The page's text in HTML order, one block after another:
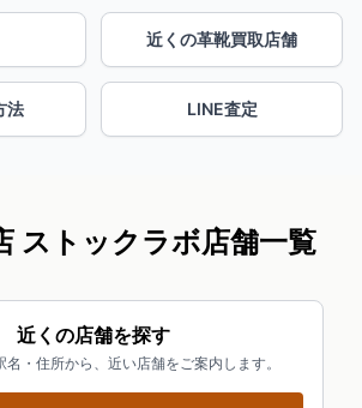
近くの革靴買取店舗
法 LINE査定
ストックラボ店舗一覧
近くの店舗を探す
・住所から、近い店舗をご案内します。